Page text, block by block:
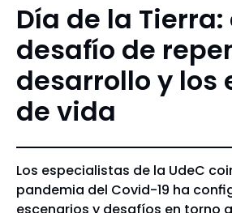
Día de la Tierra:
desafío de
desarrollo y los
de vida
Los especialistas de la UdeC
pandemia del Covid-19 ha